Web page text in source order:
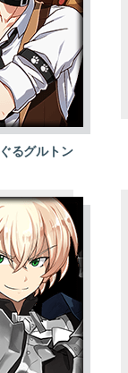
るグルトン